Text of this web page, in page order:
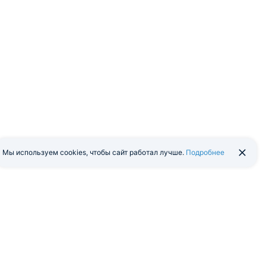
Мы используем cookies, чтобы сайт работал лучше. Подробнее